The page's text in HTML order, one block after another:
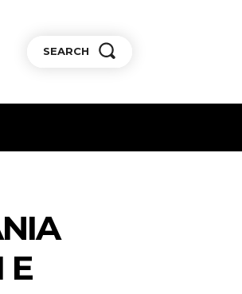
SEARCH
E